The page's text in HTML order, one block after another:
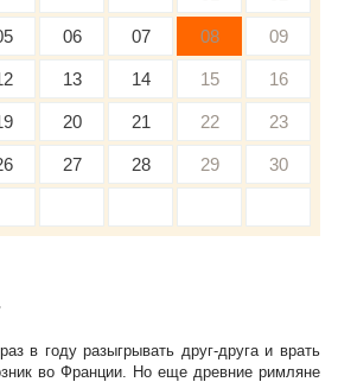
06 07 08 09
13 14 15 16
20 21 22 23
27 28 29 30
в году разыгрывать друг-друга и врать
во Франции. Но еще древние римляне